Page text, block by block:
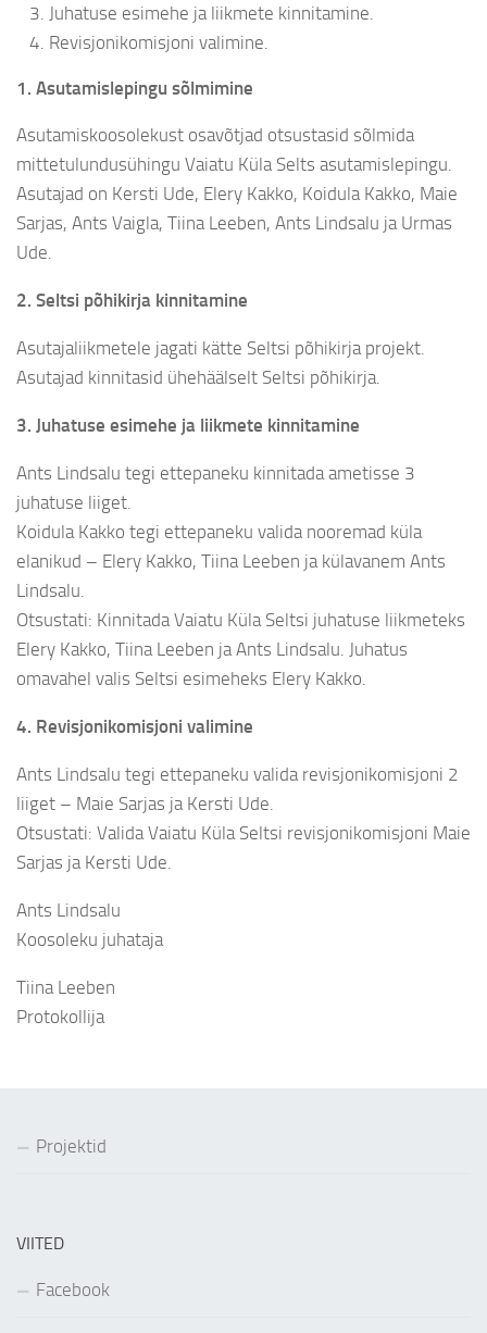
Juhatuse esimehe ja liikmete kinnitamine.
Revisjonikomisjoni valimine.
1. Asutamislepingu sõlmimine
Asutamiskoosolekust osavõtjad otsustasid sõlmida
mittetulundusühingu Vaiatu Küla Selts asutamislepingu.
Asutajad on Kersti Ude, Elery Kakko, Koidula Kakko, Maie
Sarjas, Ants Vaigla, Tiina Leeben, Ants Lindsalu ja Urmas
Ude.
2. Seltsi põhikirja kinnitamine
Asutajaliikmetele jagati kätte Seltsi põhikirja projekt.
Asutajad kinnitasid ühehäälselt Seltsi põhikirja.
3. Juhatuse esimehe ja liikmete kinnitamine
Ants Lindsalu tegi ettepaneku kinnitada ametisse 3
juhatuse liiget.
Koidula Kakko tegi ettepaneku valida nooremad küla
elanikud – Elery Kakko, Tiina Leeben ja külavanem Ants
Lindsalu.
Otsustati: Kinnitada Vaiatu Küla Seltsi juhatuse liikmeteks
Elery Kakko, Tiina Leeben ja Ants Lindsalu. Juhatus
omavahel valis Seltsi esimeheks Elery Kakko.
4. Revisjonikomisjoni valimine
Ants Lindsalu tegi ettepaneku valida revisjonikomisjoni 2
liiget – Maie Sarjas ja Kersti Ude.
Otsustati: Valida Vaiatu Küla Seltsi revisjonikomisjoni Maie
Sarjas ja Kersti Ude.
Ants Lindsalu
Koosoleku juhataja
Tiina Leeben
Protokollija
Projektid
VIITED
Facebook